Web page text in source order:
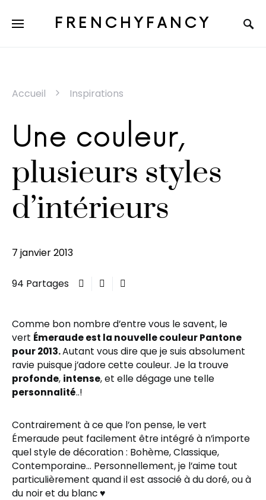
FRENCHYFANCY
Accueil Inspirations
Une couleur,
plusieurs styles
d’intérieurs
7 janvier 2013
94 Partages
Comme bon nombre d’entre vous le savent, le
vert Émeraude est la nouvelle couleur Pantone
pour 2013.Autant vous dire que je suis absolument
ravie puisque j’adore cette couleur. Je la trouve
profonde, intense, et elle dégage une telle
personnalité..!
Contrairement à ce que l’on pense, le vert
Émeraude peut facilement être intégré à n’importe
quel style de décoration : Bohème, Classique,
Contemporaine… Personnellement, je l’aime tout
particulièrement quand il est associé à du doré, ou à
du noir et du blanc ♥